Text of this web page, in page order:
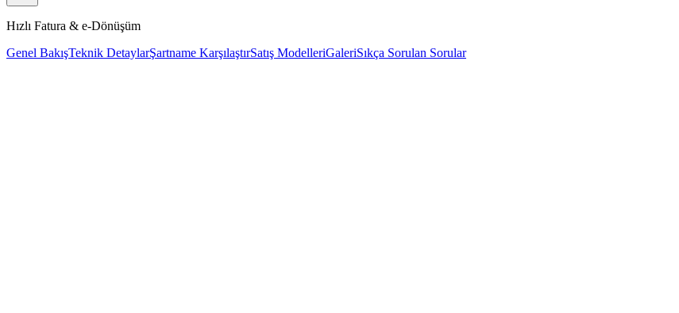
Hızlı Fatura & e-Dönüşüm
Genel BakışTeknik DetaylarŞartname KarşılaştırSatış ModelleriGaleriSıkça Sorulan Sorular